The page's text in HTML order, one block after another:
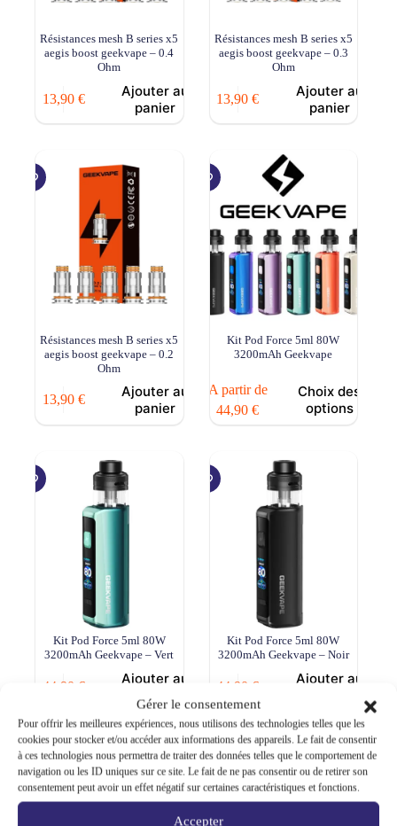
Gérer le consentement
Pour offrir les meilleures expériences, nous utilisons des technologies telles que les
cookies pour stocker et/ou accéder aux informations des appareils. Le fait de consentir
à ces technologies nous permettra de traiter des données telles que le comportement de
navigation ou les ID uniques sur ce site. Le fait de ne pas consentir ou de retirer son
consentement peut avoir un effet négatif sur certaines caractéristiques et fonctions.
Accepter
Résistances mesh B series x5
aegis boost geekvape – 0.4
Ohm
13,90 €
Ajouter au
panier
Résistances mesh B series x5
aegis boost geekvape – 0.3
Ohm
13,90€
Ajouter au
panier
Résistances mesh B series x5
aegis boost geekvape – 0.2
Ohm
13,90 €
Ajouter au
panier
Kit Pod Force 5ml 80W
3200mAh Geekvape
A partir de
44,90€
Choix des
options
Ce
produit
Les
options
Kit Pod Force 5ml 80W
3200mAh Geekvape – Vert
44,90 €
Ajouter au
panier
Kit Pod Force 5ml 80W
3200mAh Geekvape – Noir
44,90 €
Ajouter au